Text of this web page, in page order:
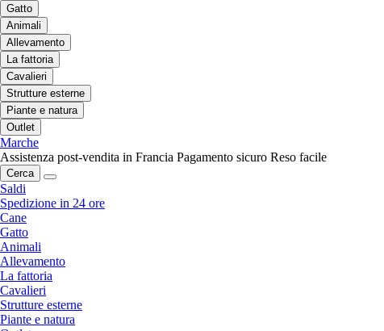
Gatto
Animali
Allevamento
La fattoria
Cavalieri
Strutture esterne
Piante e natura
Outlet
Marche
Assistenza post-vendita in Francia Pagamento sicuro Reso facile
Cerca
Saldi
Spedizione in 24 ore
Cane
Gatto
Animali
Allevamento
La fattoria
Cavalieri
Strutture esterne
Piante e natura